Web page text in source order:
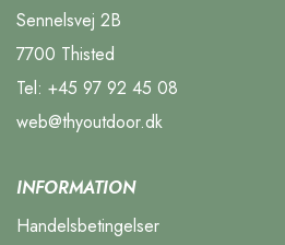
Sennelsvej 2B
7700 Thisted
Tel: +45 97 92 45 08
web@thyoutdoor.dk
INFORMATION
Handelsbetingelser